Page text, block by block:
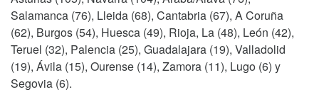
Salamanca (76), Lleida (68), Cantabria (67), A Coruña
(62), Burgos (54), Huesca (49), Rioja, La (48), León (42),
Teruel (32), Palencia (25), Guadalajara (19), Valladolid
(19), Ávila (15), Ourense (14), Zamora (11), Lugo (6) y
Segovia (6).